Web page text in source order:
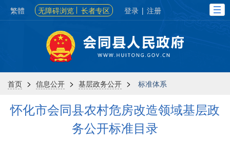
繁體 无障碍浏览 长者专区 登录 | 注册
首页 > 信息公开 > 基层政务公开 > 标准体系
怀化市会同县农村危房改造领域基层政
务公开标准目录